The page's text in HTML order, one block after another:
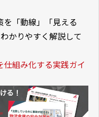
「動線」「見える
かりやすく解説して
組み化する実践ガイ